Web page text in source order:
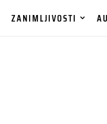
ZANIMLJIVOSTI